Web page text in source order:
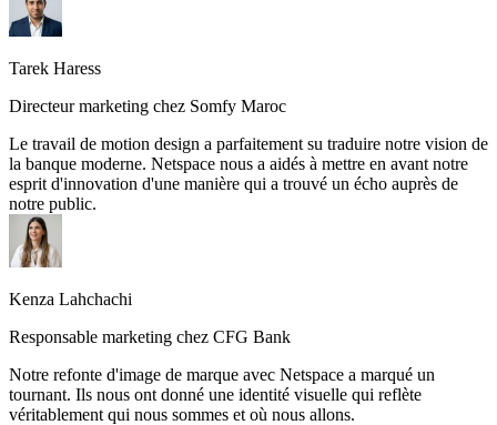
Tarek Haress
Directeur marketing chez Somfy Maroc
Le travail de motion design a parfaitement su traduire notre vision de
la banque moderne. Netspace nous a aidés à mettre en avant notre
esprit d'innovation d'une manière qui a trouvé un écho auprès de
notre public.
Kenza Lahchachi
Responsable marketing chez CFG Bank
Notre refonte d'image de marque avec Netspace a marqué un
tournant. Ils nous ont donné une identité visuelle qui reflète
véritablement qui nous sommes et où nous allons.